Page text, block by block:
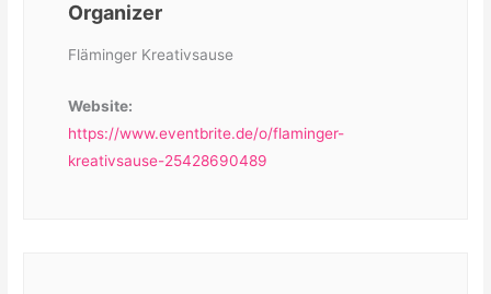
Organizer
Fläminger Kreativsause
Website:
https://www.eventbrite.de/o/flaminger-
kreativsause-25428690489